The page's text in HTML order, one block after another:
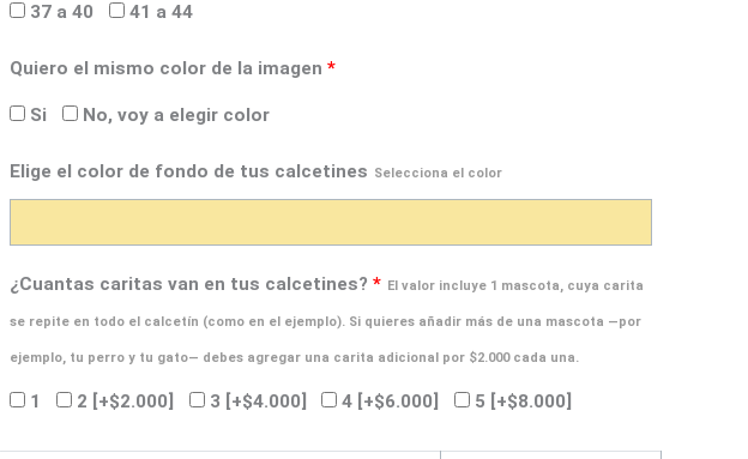
37 a 40 41 a 44
Quiero el mismo color de la imagen *
Si No, voy a elegir color
Elige el color de fondo de tus calcetines Selecciona el color
¿Cuantas caritas van en tus calcetines? * El valor incluye 1 mascota, cuya carita
se repite en todo el calcetín (como en el ejemplo). Si quieres añadir más de una mascota —por
ejemplo, tu perro y tu gato— debes agregar una carita adicional por $2.000 cada una.
1 2 [+$2.000] 3 [+$4.000] 4 [+$6.000] 5 [+$8.000]